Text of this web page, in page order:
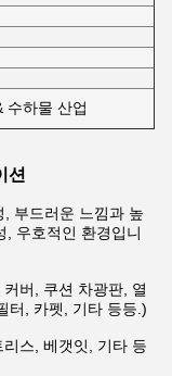
수하물 산업
션
부드러운 느낌과 높
, 우호적인 환경입니
버, 쿠션 차광판, 열
터, 카펫, 기타 등등.)
스, 베갯잇, 기타 등